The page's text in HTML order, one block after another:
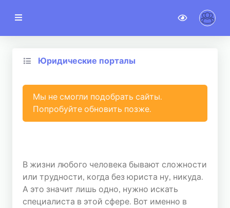
noteSTAT
Категории
АККАУНТ
Регистрация
Юридические порталы
Мы не смогли подобрать сайты.
Попробуйте обновить позже.
В жизни любого человека бывают сложности
или трудности, когда без юриста ну, никуда.
А это значит лишь одно, нужно искать
специалиста в этой сфере. Вот именно в